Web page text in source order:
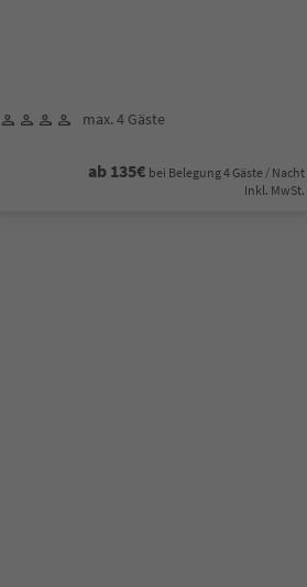
max. 4 Gäste
ab 135€ bei Belegung 4 Gäste / Nacht
Inkl. MwSt.